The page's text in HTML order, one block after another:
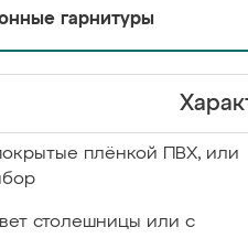
гарнитуры
плёнкой ПВХ, или
столешницы или с